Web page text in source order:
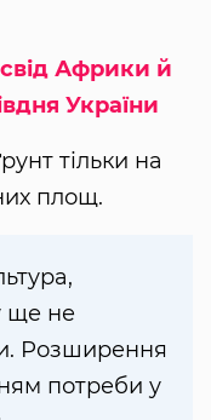
Африки й
України
тільки на
площ.
ще не
Розширення
потреби у